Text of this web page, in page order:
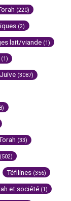
(220)
(2)
lait/viande (1)
(1)
(3087)
(33)
(502)
Téfilines (356)
et société (1)